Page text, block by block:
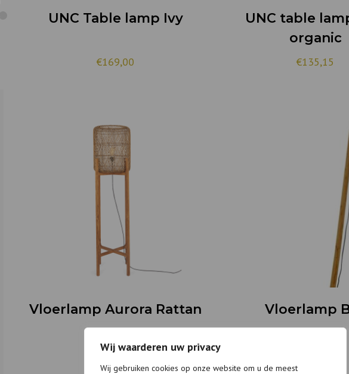
Wij waarderen uw privacy
Wij gebruiken cookies op onze website om u de meest
UNC Table lamp Ivy
€169,00
UNC table
organic
€135,15
Vloerlamp Aurora Rattan Vloerlamp